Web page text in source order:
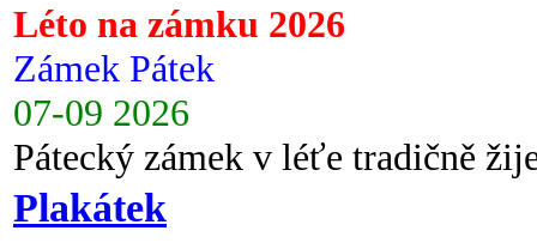
Léto na zámku 2026
Zámek Pátek
07-09 2026
Pátecký zámek v léťe tradičně
Plakátek